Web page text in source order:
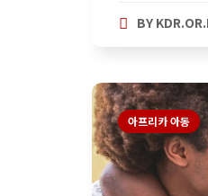
BY
아프리카 아동